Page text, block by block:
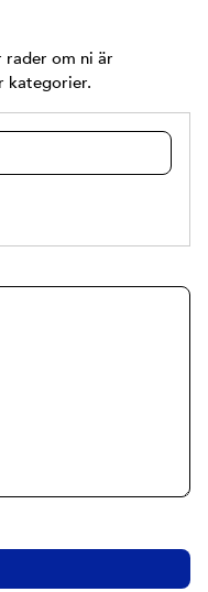
om ni är
kategorier.